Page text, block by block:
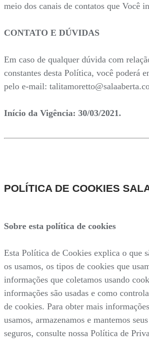
meio dos canais de contatos que Você
CONTATO E DÚVIDAS
Em caso de qualquer dúvida com
constantes desta Política, você poderá
pelo e-mail:
Início da Vigência: 30/03/2021.
POLÍTICA DE COOKIES
Sobre esta política de cookies
Esta Política de Cookies explica o que
os usamos, os tipos de cookies que
informações que coletamos usando
informações são usadas e como
de cookies. Para obter mais
usamos, armazenamos e mantemos
seguros, consulte nossa Política de